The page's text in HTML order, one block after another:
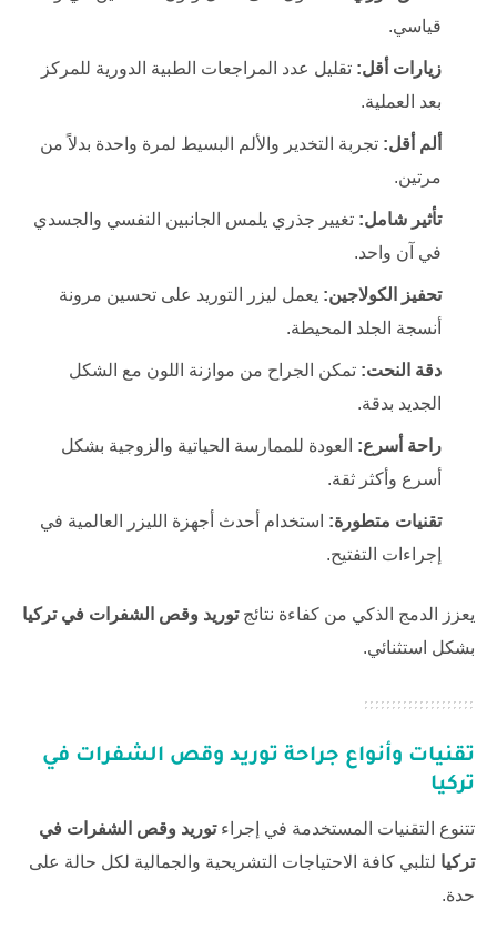
قياسي.
زيارات أقل: تقليل عدد المراجعات الطبية الدورية للمركز
بعد العملية.
ألم أقل: تجربة التخدير والألم البسيط لمرة واحدة بدلاً من
مرتين.
تأثير شامل: تغيير جذري يلمس الجانبين النفسي والجسدي
في آن واحد.
تحفيز الكولاجين: يعمل ليزر التوريد على تحسين مرونة
أنسجة الجلد المحيطة.
دقة النحت: تمكن الجراح من موازنة اللون مع الشكل
الجديد بدقة.
راحة أسرع: العودة للممارسة الحياتية والزوجية بشكل
أسرع وأكثر ثقة.
تقنيات متطورة: استخدام أحدث أجهزة الليزر العالمية في
إجراءات التفتيح.
يعزز الدمج الذكي من كفاءة نتائجتوريد وقص الشفرات في تركيا
بشكل استثنائي.
تقنيات وأنواع جراحة توريد وقص الشفرات في
تركيا
تتنوع التقنيات المستخدمة في إجراءتوريد وقص الشفرات في
تركيا لتلبي كافة الاحتياجات التشريحية والجمالية لكل حالة على
حدة.